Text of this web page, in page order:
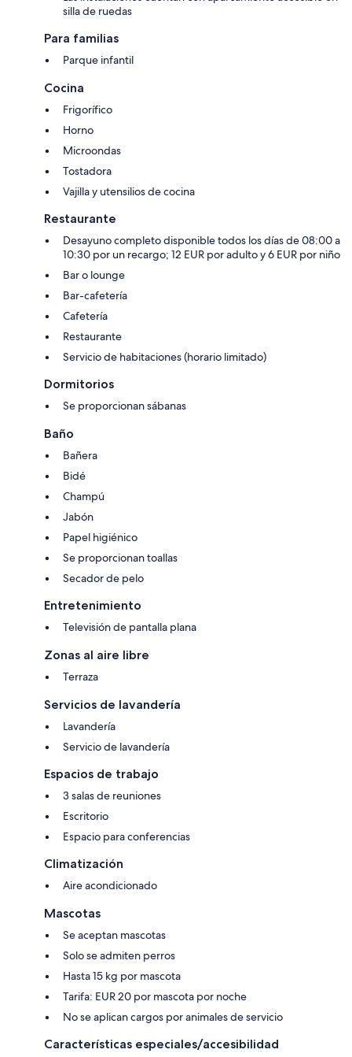
silla de ruedas
Para familias
Parque infantil
Cocina
Frigorífico
Horno
Microondas
Tostadora
Vajilla y utensilios de cocina
Restaurante
Desayuno completo disponible todos los días de 08:00 a
10:30 por un recargo; 12 EUR por adulto y 6 EUR por niño
Bar o lounge
Bar-cafetería
Cafetería
Restaurante
Servicio de habitaciones (horario limitado)
Dormitorios
Se proporcionan sábanas
Baño
Bañera
Bidé
Champú
Jabón
Papel higiénico
Se proporcionan toallas
Secador de pelo
Entretenimiento
Televisión de pantalla plana
Zonas al aire libre
Terraza
Servicios de lavandería
Lavandería
Servicio de lavandería
Espacios de trabajo
3 salas de reuniones
Escritorio
Espacio para conferencias
Climatización
Aire acondicionado
Mascotas
Se aceptan mascotas
Solo se admiten perros
Hasta 15 kg por mascota
Tarifa: EUR 20 por mascota por noche
No se aplican cargos por animales de servicio
Características especiales/accesibilidad